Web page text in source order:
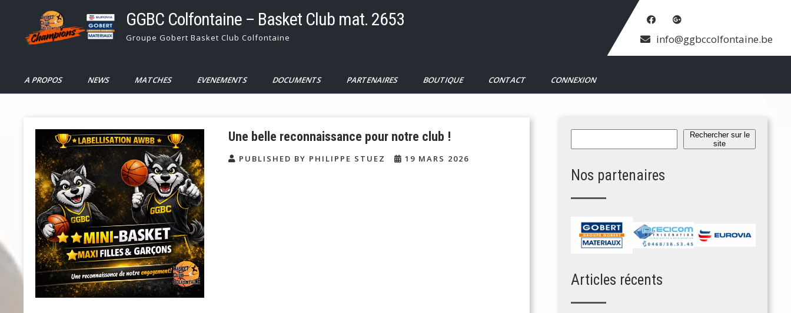
content
GGBC Colfontaine – Basket Club mat. 2653
Groupe Gobert Basket Club Colfontaine info@ggbccolfontaine.be
A PROPOS NEWS MATCHES EVENEMENTS DOCUMENTS PARTENAIRES BOUTIQUE CONTACT CONNEXION
Une belle reconnaissance pour notre club !
PUBLISHED BY PHILIPPE STUEZ 19 MARS 2026
Rechercher sur le
site
Nos partenaires
Articles récents